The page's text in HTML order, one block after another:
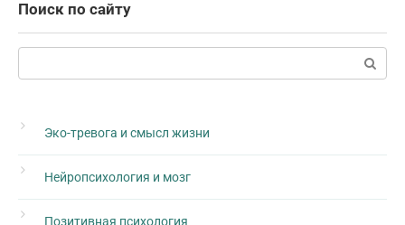
Поиск по сайту
Эко-тревога и смысл жизни
Нейропсихология и мозг
Позитивная психология